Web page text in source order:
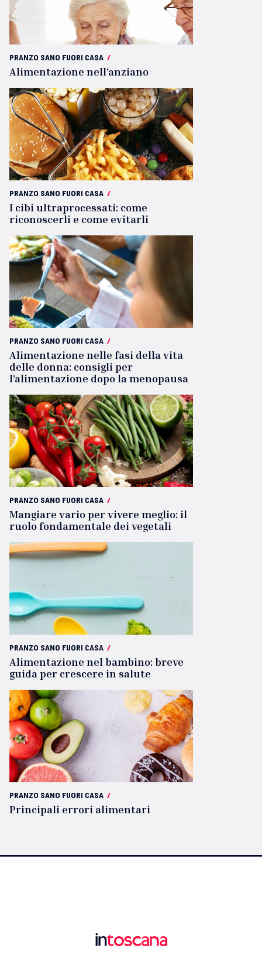
PRANZO SANO FUORI CASA /
Alimentazione nell’anziano
PRANZO SANO FUORI CASA /
I cibi ultraprocessati: come
riconoscerli e come evitarli
PRANZO SANO FUORI CASA /
Alimentazione nelle fasi della vita
delle donna: consigli per
l’alimentazione dopo la menopausa
PRANZO SANO FUORI CASA /
Mangiare vario per vivere meglio: il
ruolo fondamentale dei vegetali
PRANZO SANO FUORI CASA /
Alimentazione nel bambino: breve
guida per crescere in salute
PRANZO SANO FUORI CASA /
Principali errori alimentari